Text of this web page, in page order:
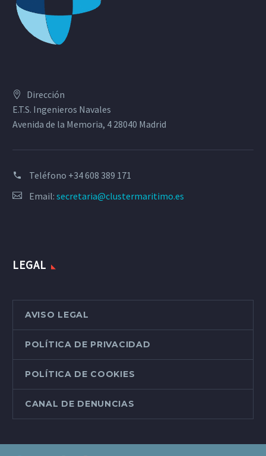
Dirección
E.T.S. Ingenieros Navales
Avenida de la Memoria, 4 28040 Madrid
Teléfono +34 608 389 171
Email: secretaria@clustermaritimo.es
LEGAL
AVISO LEGAL
POLÍTICA DE PRIVACIDAD
POLÍTICA DE COOKIES
CANAL DE DENUNCIAS